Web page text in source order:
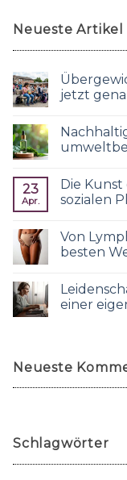
Neueste Artikel
jetzt
23
Apr.
Die
sozialen
Von
besten
einer
Neueste
Schlagwörter